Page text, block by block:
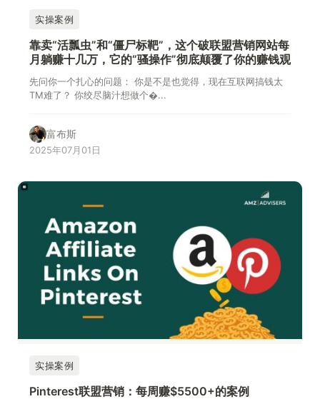
实操案例
靠卖“活瓢虫”和“僵尸标靶”，这个破联盟营销网站每
月躺赚十几万，它的“骚操作”彻底颠覆了你的赚钱观
先问你一个扎心的问题： 你是不是也觉得，现在互联网搞钱太
TM难了？ 你绞尽脑汁想做个�...
富布斯
2025年07月01日
实操案例
Pinterest联盟营销：每周赚$5500+的案例